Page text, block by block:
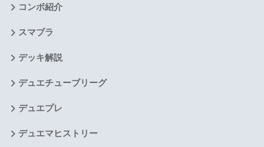
コンボ紹介
スマブラ
デッキ解説
デュエチューブリーグ
デュエプレ
デュエマヒストリー